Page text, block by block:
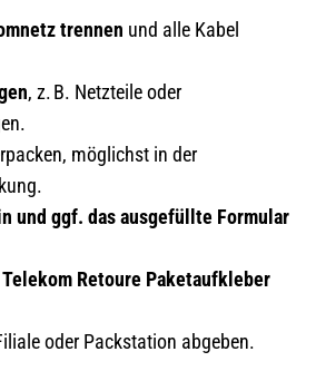
trennen und alle Kabel
, z. B. Netzteile oder
möglichst in der
und ggf. das ausgefüllte Formular
Telekom Retoure Paketaufkleber
oder Packstation abgeben.